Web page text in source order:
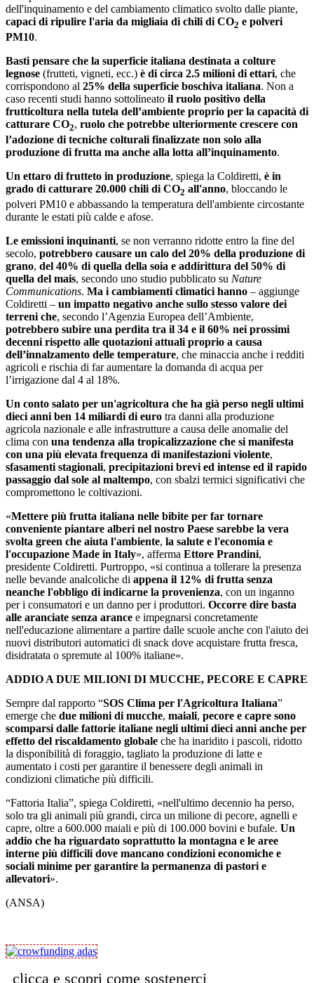
dell'inquinamento e del cambiamento climatico svolto dalle piante,
capaci di ripulire l'aria da migliaia di chili di CO2 e polveri
PM10.
Basti pensare che la superficie italiana destinata a colture
legnose (frutteti, vigneti, ecc.) è di circa 2.5 milioni di ettari, che
corrispondono al 25% della superficie boschiva italiana. Non a
caso recenti studi hanno sottolineato il ruolo positivo della
frutticoltura nella tutela dell’ambiente proprio per la capacità di
catturare CO2, ruolo che potrebbe ulteriormente crescere con
l’adozione di tecniche colturali finalizzate non solo alla
produzione di frutta ma anche alla lotta all’inquinamento.
Un ettaro di frutteto in produzione, spiega la Coldiretti, è in
grado di catturare 20.000 chili di CO2 all'anno, bloccando le
polveri PM10 e abbassando la temperatura dell'ambiente circostante
durante le estati più calde e afose.
Le emissioni inquinanti, se non verranno ridotte entro la fine del
secolo, potrebbero causare un calo del 20% della produzione di
grano, del 40% di quella della soia e addirittura del 50% di
quella del mais, secondo uno studio pubblicato su Nature
Communications. Ma i cambiamenti climatici hanno – aggiunge
Coldiretti – un impatto negativo anche sullo stesso valore dei
terreni che, secondo l’Agenzia Europea dell’Ambiente,
potrebbero subire una perdita tra il 34 e il 60% nei prossimi
decenni rispetto alle quotazioni attuali proprio a causa
dell’innalzamento delle temperature, che minaccia anche i redditi
agricoli e rischia di far aumentare la domanda di acqua per
l’irrigazione dal 4 al 18%.
Un conto salato per un'agricoltura che ha già perso negli ultimi
dieci anni ben 14 miliardi di euro tra danni alla produzione
agricola nazionale e alle infrastrutture a causa delle anomalie del
clima con una tendenza alla tropicalizzazione che si manifesta
con una più elevata frequenza di manifestazioni violente,
sfasamenti stagionali, precipitazioni brevi ed intense ed il rapido
passaggio dal sole al maltempo, con sbalzi termici significativi che
compromettono le coltivazioni.
«Mettere più frutta italiana nelle bibite per far tornare
conveniente piantare alberi nel nostro Paese sarebbe la vera
svolta green che aiuta l'ambiente, la salute e l'economia e
l'occupazione Made in Italy», afferma Ettore Prandini,
presidente Coldiretti. Purtroppo, «si continua a tollerare la presenza
nelle bevande analcoliche di appena il 12% di frutta senza
neanche l'obbligo di indicarne la provenienza, con un inganno
per i consumatori e un danno per i produttori. Occorre dire basta
alle aranciate senza arance e impegnarsi concretamente
nell'educazione alimentare a partire dalle scuole anche con l'aiuto dei
nuovi distributori automatici di snack dove acquistare frutta fresca,
disidratata o spremute al 100% italiane».
ADDIO A DUE MILIONI DI MUCCHE, PECORE E CAPRE
Sempre dal rapporto “SOS Clima per l'Agricoltura Italiana”
emerge che due milioni di mucche, maiali, pecore e capre sono
scomparsi dalle fattorie italiane negli ultimi dieci anni anche per
effetto del riscaldamento globale che ha inaridito i pascoli, ridotto
la disponibilità di foraggio, tagliato la produzione di latte e
aumentato i costi per garantire il benessere degli animali in
condizioni climatiche più difficili.
“Fattoria Italia”, spiega Coldiretti, «nell'ultimo decennio ha perso,
solo tra gli animali più grandi, circa un milione di pecore, agnelli e
capre, oltre a 600.000 maiali e più di 100.000 bovini e bufale. Un
addio che ha riguardato soprattutto la montagna e le aree
interne più difficili dove mancano condizioni economiche e
sociali minime per garantire la permanenza di pastori e
allevatori».
(ANSA)
clicca e scopri come sostenerci